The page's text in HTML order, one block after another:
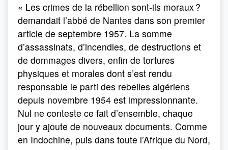
« Les crimes de la rébellion sont-ils moraux ?
demandait l’abbé de Nantes dans son premier
article de septembre 1957. La somme
d’assassinats, d’incendies, de destructions et
de dommages divers, enfin de tortures
physiques et morales dont s’est rendu
responsable le parti des rebelles algériens
depuis novembre 1954 est impressionnante.
Nul ne conteste ce fait d’ensemble, chaque
jour y ajoute de nouveaux documents. Comme
en Indochine, puis dans toute l’Afrique du Nord,